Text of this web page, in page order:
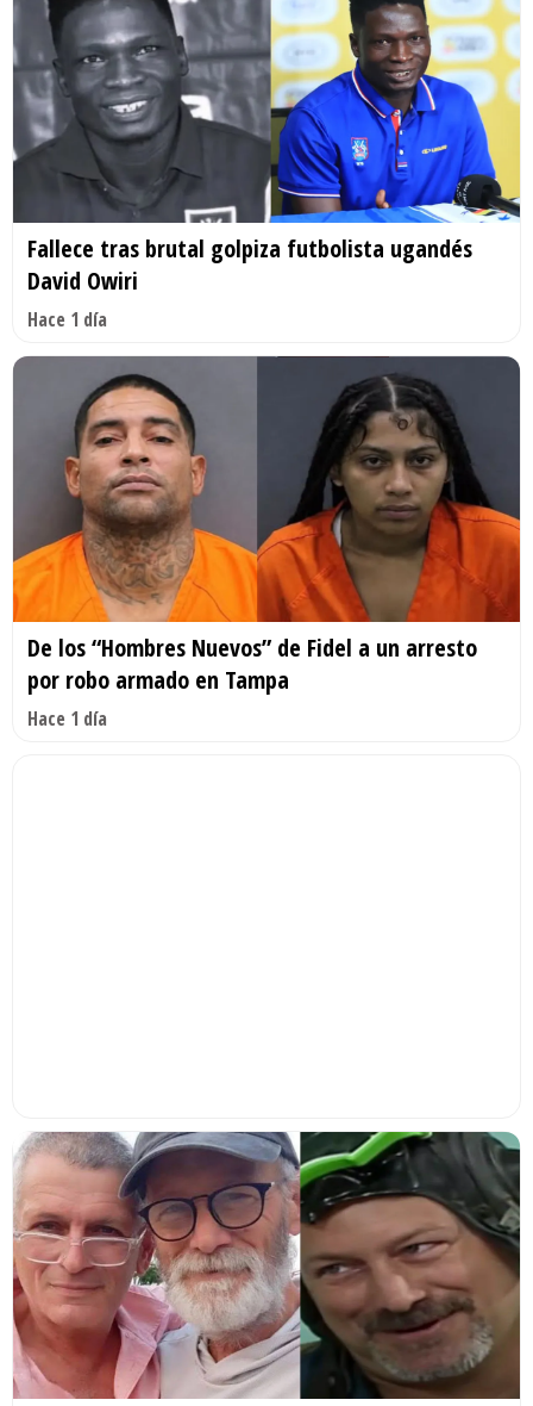
Fallece tras brutal golpiza futbolista ugandés
David Owiri
Hace 1 día
De los “Hombres Nuevos” de Fidel a un arresto
por robo armado en Tampa
Hace 1 día